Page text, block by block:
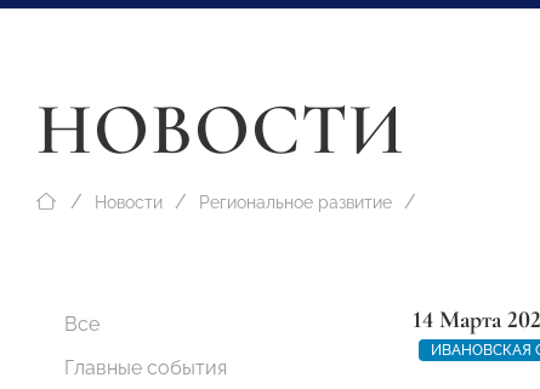
НОВОСТИ
Новости Региональное развитие
Все
Главные события
14 Марта
ИВАНОВСКАЯ